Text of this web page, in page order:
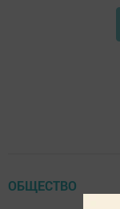
ОБЩЕСТВО